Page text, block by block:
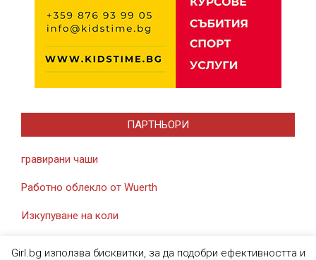
ПАРТНЬОРИ
гравирани чаши
Работно облекло от Wuerth
Изкупуване на коли
Girl.bg използва бисквитки, за да подобри ефективността и